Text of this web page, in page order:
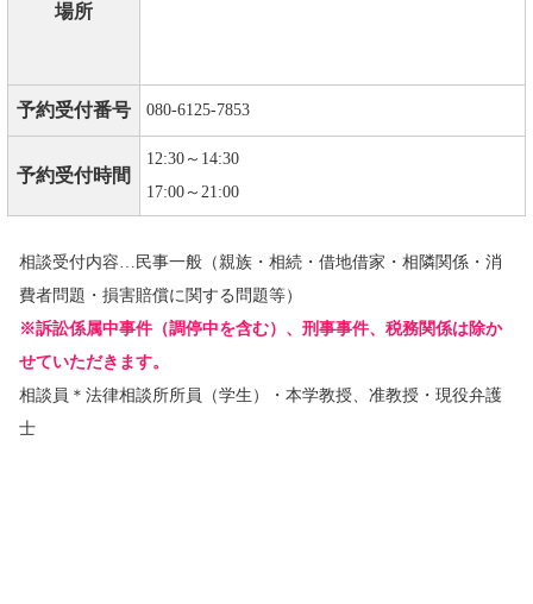
場所
予約受付番号 080-6125-7853
予約受付時間
12:30～14:30
17:00～21:00
相談受付内容…民事一般（親族・相続・借地借家・相隣関係・消
費者問題・損害賠償に関する問題等）
※訴訟係属中事件（調停中を含む）、刑事事件、税務関係は除か
せていただきます。
相談員＊法律相談所所員（学生）・本学教授、准教授・現役弁護
士